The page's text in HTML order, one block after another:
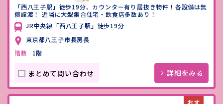
「西八王子駅」徒歩19分、カウンター有り居抜き物件！各設備は無
償譲渡！ 近隣に大型集合住宅・飲食店多数あり！
JR中央線「西八王子駅」徒歩19分
東京都八王子市長房長
階数
1階
まとめて問い合わせ 詳細をみる